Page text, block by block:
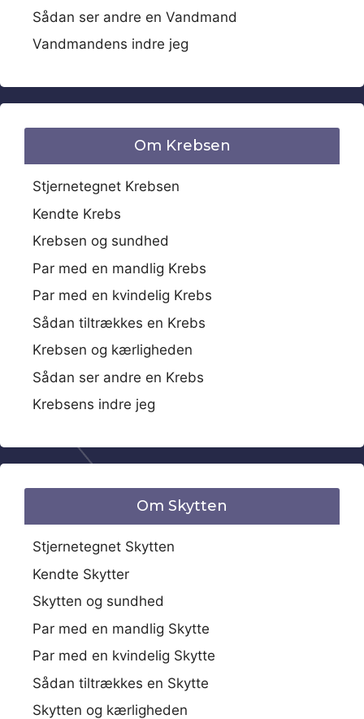
Sådan ser andre en Vandmand
Vandmandens indre jeg
Om Krebsen
Stjernetegnet Krebsen
Kendte Krebs
Krebsen og sundhed
Par med en mandlig Krebs
Par med en kvindelig Krebs
Sådan tiltrækkes en Krebs
Krebsen og kærligheden
Sådan ser andre en Krebs
Krebsens indre jeg
Om Skytten
Stjernetegnet Skytten
Kendte Skytter
Skytten og sundhed
Par med en mandlig Skytte
Par med en kvindelig Skytte
Sådan tiltrækkes en Skytte
Skytten og kærligheden